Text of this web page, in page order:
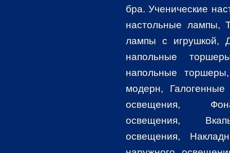
бра. Ученические
настольные лампы,
лампы с игрушкой,
напольные
напольные
модерн,
освещения,
освещения,
освещения,